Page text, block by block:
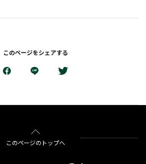
このページをシェアする
このページのトップへ